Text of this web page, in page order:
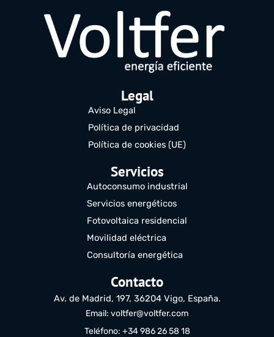
Legal
Aviso Legal
Política de privacidad
Política de cookies (UE)
Servicios
Autoconsumo industrial
Servicios energéticos
Fotovoltaica residencial
Movilidad eléctrica
Consultoría energética
Contacto
Av. de Madrid, 197, 36204 Vigo, España.
Email: voltfer@voltfer.com
Teléfono: +34 986 26 58 18